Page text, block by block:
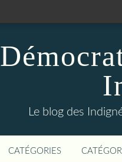
Le blog des
CATÉGORIES